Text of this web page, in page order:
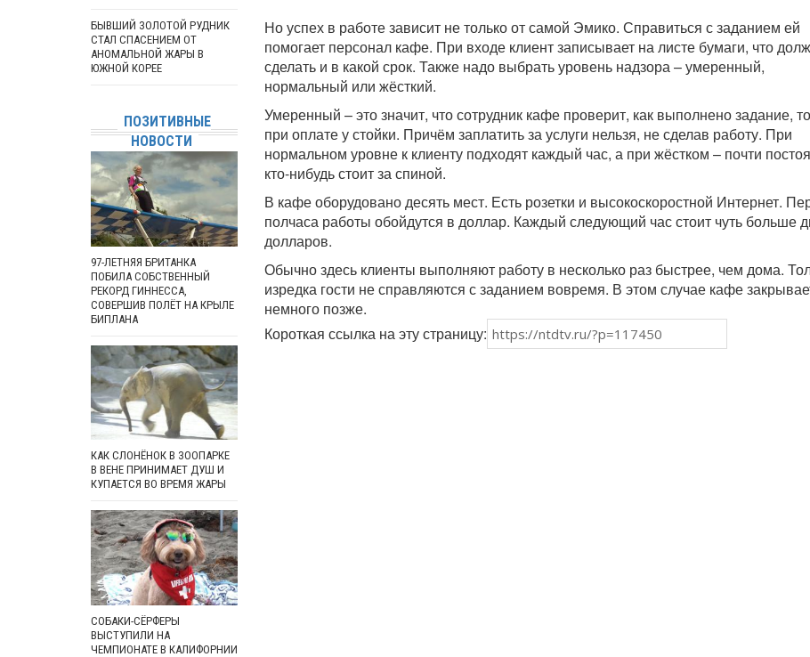
Но успех в работе зависит не только от самой Эмико. Справиться с заданием ей
помогает персонал кафе. При входе клиент записывает на листе бумаги, что
сделать и в какой срок. Также надо выбрать уровень надзора – умеренный,
нормальный или жёсткий.
Умеренный – это значит, что сотрудник кафе проверит, как выполнено задание,
при оплате у стойки. Причём заплатить за услуги нельзя, не сделав работу. При
нормальном уровне к клиенту подходят каждый час, а при жёстком – почти
кто-нибудь стоит за спиной.
В кафе оборудовано десять мест. Есть розетки и высокоскоростной Интернет.
полчаса работы обойдутся в доллар. Каждый следующий час стоит чуть больше
долларов.
Обычно здесь клиенты выполняют работу в несколько раз быстрее, чем дома.
изредка гости не справляются с заданием вовремя. В этом случае кафе
немного позже.
Короткая ссылка на эту страницу:
БЫВШИЙ ЗОЛОТОЙ РУДНИК
СТАЛ СПАСЕНИЕМ ОТ
АНОМАЛЬНОЙ ЖАРЫ В
ЮЖНОЙ КОРЕЕ
ПОЗИТИВНЫЕ
НОВОСТИ
97-ЛЕТНЯЯ БРИТАНКА
ПОБИЛА СОБСТВЕННЫЙ
РЕКОРД ГИННЕССА,
СОВЕРШИВ ПОЛЁТ НА КРЫЛЕ
БИПЛАНА
КАК СЛОНЁНОК В ЗООПАРКЕ
В ВЕНЕ ПРИНИМАЕТ ДУШ И
КУПАЕТСЯ ВО ВРЕМЯ ЖАРЫ
СОБАКИ-СЁРФЕРЫ
ВЫСТУПИЛИ НА
ЧЕМПИОНАТЕ В КАЛИФОРНИИ